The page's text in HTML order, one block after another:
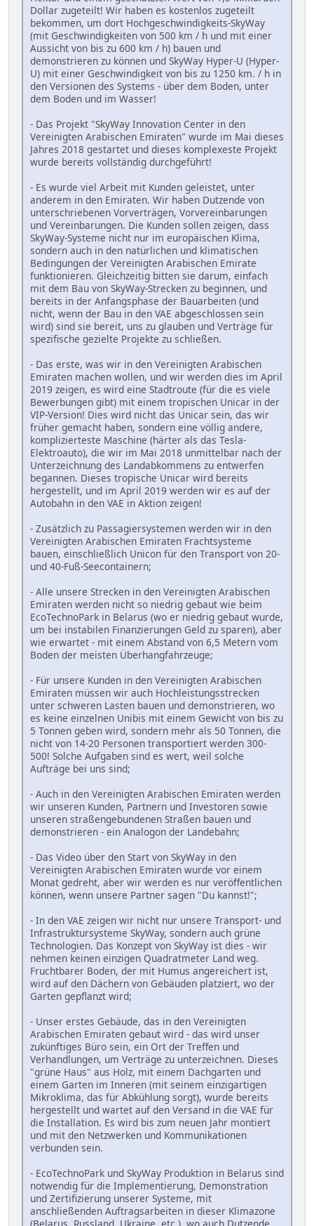
Dollar zugeteilt! Wir haben es kostenlos zugeteilt
bekommen, um dort Hochgeschwindigkeits-SkyWay
(mit Geschwindigkeiten von 500 km / h und mit einer
Aussicht von bis zu 600 km / h) bauen und
demonstrieren zu können und SkyWay Hyper-U (Hyper-
U) mit einer Geschwindigkeit von bis zu 1250 km. / h in
den Versionen des Systems - über dem Boden, unter
dem Boden und im Wasser!
- Das Projekt "SkyWay Innovation Center in den
Vereinigten Arabischen Emiraten" wurde im Mai dieses
Jahres 2018 gestartet und dieses komplexeste Projekt
wurde bereits vollständig durchgeführt!
- Es wurde viel Arbeit mit Kunden geleistet, unter
anderem in den Emiraten. Wir haben Dutzende von
unterschriebenen Vorverträgen, Vorvereinbarungen
und Vereinbarungen. Die Kunden sollen zeigen, dass
SkyWay-Systeme nicht nur im europäischen Klima,
sondern auch in den natürlichen und klimatischen
Bedingungen der Vereinigten Arabischen Emirate
funktionieren. Gleichzeitig bitten sie darum, einfach
mit dem Bau von SkyWay-Strecken zu beginnen, und
bereits in der Anfangsphase der Bauarbeiten (und
nicht, wenn der Bau in den VAE abgeschlossen sein
wird) sind sie bereit, uns zu glauben und Verträge für
spezifische gezielte Projekte zu schließen.
- Das erste, was wir in den Vereinigten Arabischen
Emiraten machen wollen, und wir werden dies im April
2019 zeigen, es wird eine Stadtroute (für die es viele
Bewerbungen gibt) mit einem tropischen Unicar in der
VIP-Version! Dies wird nicht das Unicar sein, das wir
früher gemacht haben, sondern eine völlig andere,
komplizierteste Maschine (härter als das Tesla-
Elektroauto), die wir im Mai 2018 unmittelbar nach der
Unterzeichnung des Landabkommens zu entwerfen
begannen. Dieses tropische Unicar wird bereits
hergestellt, und im April 2019 werden wir es auf der
Autobahn in den VAE in Aktion zeigen!
- Zusätzlich zu Passagiersystemen werden wir in den
Vereinigten Arabischen Emiraten Frachtsysteme
bauen, einschließlich Unicon für den Transport von 20-
und 40-Fuß-Seecontainern;
- Alle unsere Strecken in den Vereinigten Arabischen
Emiraten werden nicht so niedrig gebaut wie beim
EcoTechnoPark in Belarus (wo er niedrig gebaut wurde,
um bei instabilen Finanzierungen Geld zu sparen), aber
wie erwartet - mit einem Abstand von 6,5 Metern vom
Boden der meisten Überhangfahrzeuge;
- Für unsere Kunden in den Vereinigten Arabischen
Emiraten müssen wir auch Hochleistungsstrecken
unter schweren Lasten bauen und demonstrieren, wo
es keine einzelnen Unibis mit einem Gewicht von bis zu
5 Tonnen geben wird, sondern mehr als 50 Tonnen, die
nicht von 14-20 Personen transportiert werden 300-
500! Solche Aufgaben sind es wert, weil solche
Aufträge bei uns sind;
- Auch in den Vereinigten Arabischen Emiraten werden
wir unseren Kunden, Partnern und Investoren sowie
unseren straßengebundenen Straßen bauen und
demonstrieren - ein Analogon der Landebahn;
- Das Video über den Start von SkyWay in den
Vereinigten Arabischen Emiraten wurde vor einem
Monat gedreht, aber wir werden es nur veröffentlichen
können, wenn unsere Partner sagen "Du kannst!";
- In den VAE zeigen wir nicht nur unsere Transport- und
Infrastruktursysteme SkyWay, sondern auch grüne
Technologien. Das Konzept von SkyWay ist dies - wir
nehmen keinen einzigen Quadratmeter Land weg.
Fruchtbarer Boden, der mit Humus angereichert ist,
wird auf den Dächern von Gebäuden platziert, wo der
Garten gepflanzt wird;
- Unser erstes Gebäude, das in den Vereinigten
Arabischen Emiraten gebaut wird - das wird unser
zukünftiges Büro sein, ein Ort der Treffen und
Verhandlungen, um Verträge zu unterzeichnen. Dieses
"grüne Haus" aus Holz, mit einem Dachgarten und
einem Garten im Inneren (mit seinem einzigartigen
Mikroklima, das für Abkühlung sorgt), wurde bereits
hergestellt und wartet auf den Versand in die VAE für
die Installation. Es wird bis zum neuen Jahr montiert
und mit den Netzwerken und Kommunikationen
verbunden sein.
- EcoTechnoPark und SkyWay Produktion in Belarus sind
notwendig für die Implementierung, Demonstration
und Zertifizierung unserer Systeme, mit
anschließenden Auftragsarbeiten in dieser Klimazone
(Belarus, Russland, Ukraine, etc.), wo auch Dutzende